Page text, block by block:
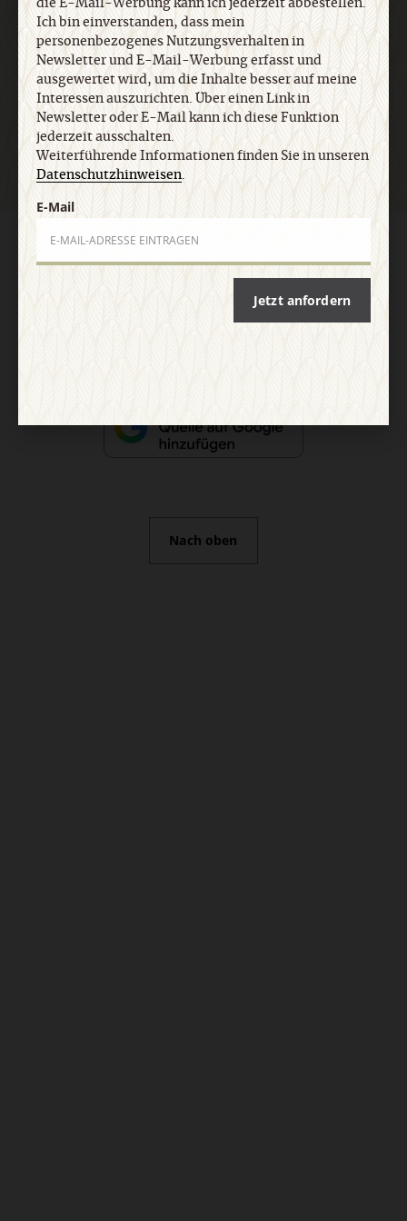
E-Mail
Jetzt anmelden
AGB und Widerrufsbelehrung
Impressum
Abo online kündigen
Nach oben
die E-Mail-Werbung kann ich jederzeit abbestellen.
Ich bin einverstanden, dass mein
personenbezogenes Nutzungsverhalten in
Newsletter und E-Mail-Werbung erfasst und
ausgewertet wird, um die Inhalte besser auf meine
Interessen auszurichten. Über einen Link in
Newsletter oder E-Mail kann ich diese Funktion
jederzeit ausschalten.
Weiterführende Informationen finden Sie in unseren
Datenschutzhinweisen.
E-Mail
Jetzt anfordern